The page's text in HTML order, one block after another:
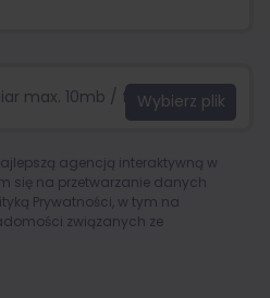
max. 10mb / format:.jpg,
agencją interaktywną w
się na przetwarzanie danych
Prywatności , w tym na
związanych ze